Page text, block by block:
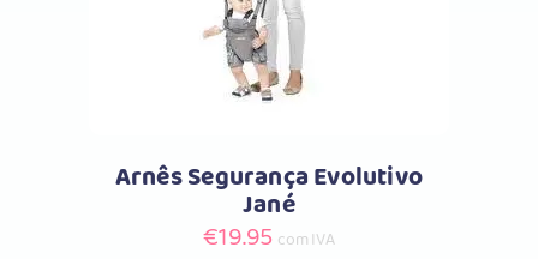
Arnês Segurança Evolutivo
Jané
€19.95 com IVA